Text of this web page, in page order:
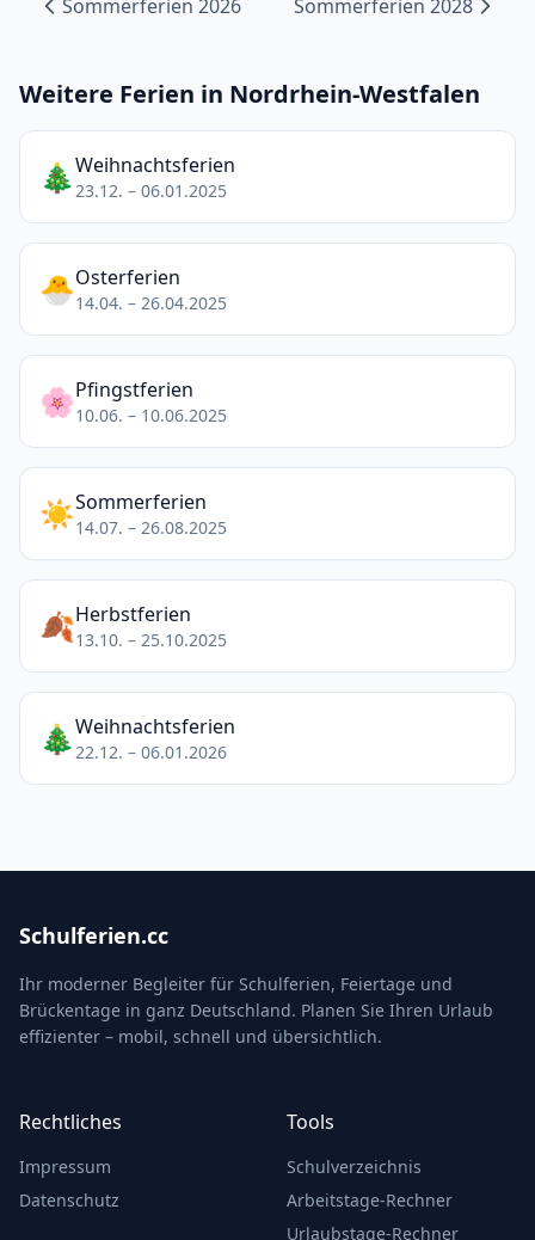
Sommerferien 2026 Sommerferien 2028
Weitere Ferien in Nordrhein-Westfalen
🎄Weihnachtsferien
23.12. – 06.01.2025
🐣Osterferien
14.04. – 26.04.2025
🌸Pfingstferien
10.06. – 10.06.2025
☀️Sommerferien
14.07. – 26.08.2025
🍂Herbstferien
13.10. – 25.10.2025
🎄Weihnachtsferien
22.12. – 06.01.2026
Schulferien.cc
Ihr moderner Begleiter für Schulferien, Feiertage und
Brückentage in ganz Deutschland. Planen Sie Ihren Urlaub
effizienter – mobil, schnell und übersichtlich.
Rechtliches
Impressum
Datenschutz
Tools
Schulverzeichnis
Arbeitstage-Rechner
Urlaubstage-Rechner